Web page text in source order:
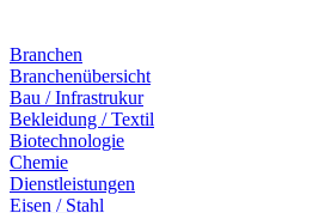
Branchen
Branchenübersicht
Bau / Infrastrukur
Bekleidung / Textil
Biotechnologie
Chemie
Dienstleistungen
Eisen / Stahl